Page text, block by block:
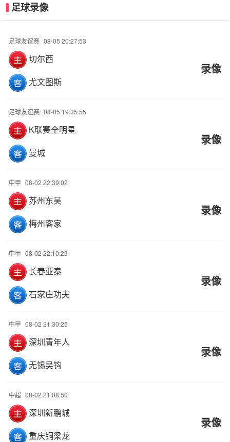
足球录像
足球友谊赛 08-05 20:27:53
切尔西
尤文图斯
录像
足球友谊赛 08-05 19:35:55
K联赛全明星
曼城
录像
中甲 08-02 22:39:02
苏州东吴
梅州客家
录像
中甲 08-02 22:10:23
长春亚泰
石家庄功夫
录像
中甲 08-02 21:30:25
深圳青年人
无锡吴钩
录像
中超 08-02 21:08:50
深圳新鹏城
重庆铜梁龙
录像